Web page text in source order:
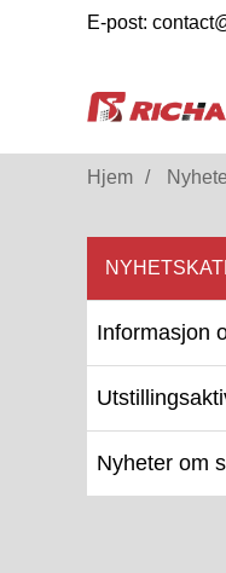
E-post:
Hjem
Informasjon
Nyheter om